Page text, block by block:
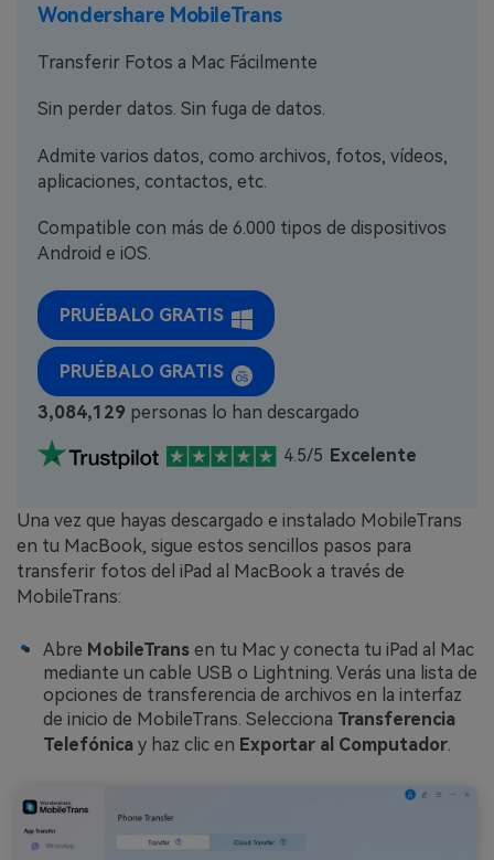
Wondershare MobileTrans
Transferir Fotos a Mac Fácilmente
Sin perder datos. Sin fuga de datos.
Admite varios datos, como archivos, fotos, vídeos,
aplicaciones, contactos, etc.
Compatible con más de 6.000 tipos de dispositivos
Android e iOS.
PRUÉBALO GRATIS
PRUÉBALO GRATIS
3,084,131 personas lo han descargado
4.5/5 Excelente
Una vez que hayas descargado e instalado MobileTrans
en tu MacBook, sigue estos sencillos pasos para
transferir fotos del iPad al MacBook a través de
MobileTrans:
Abre MobileTrans en tu Mac y conecta tu iPad al Mac
mediante un cable USB o Lightning. Verás una lista de
opciones de transferencia de archivos en la interfaz
de inicio de MobileTrans. Selecciona Transferencia
Telefónica y haz clic en Exportar al Computador.